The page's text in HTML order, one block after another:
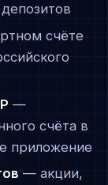
счёте
—
счёта в
приложение
— акции,